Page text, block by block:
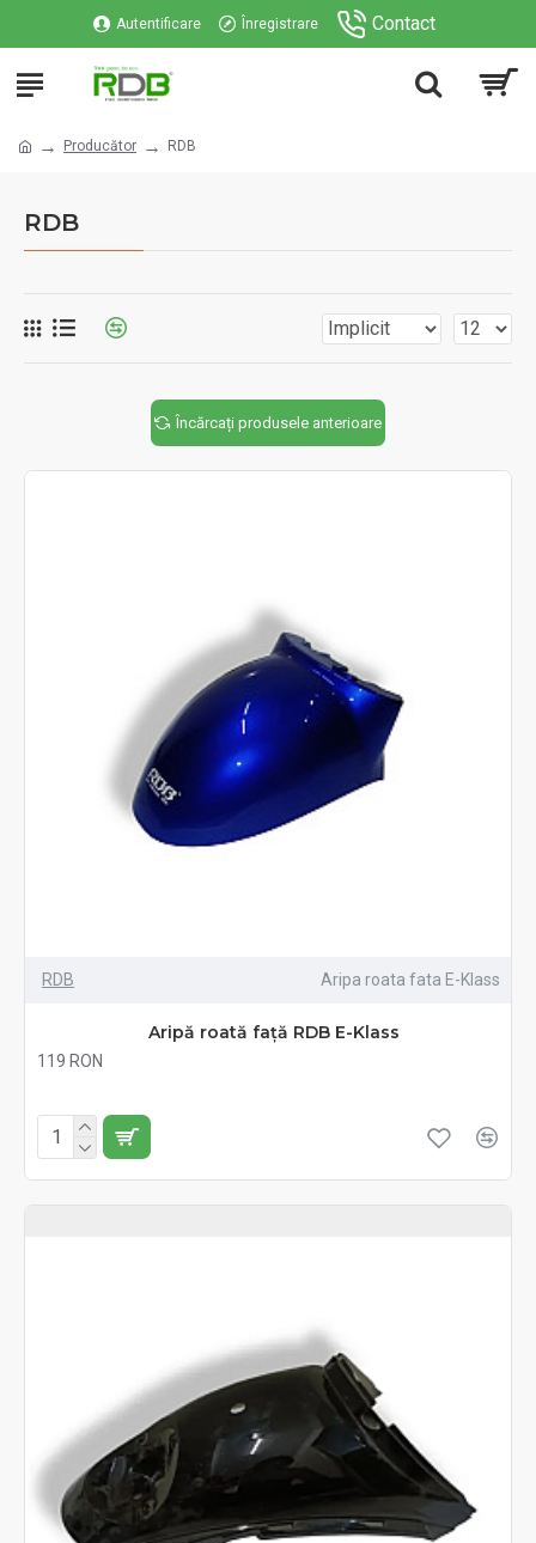
Autentificare Înregistrare Contact
Producător RDB
RDB
Încărcați produsele anterioare
RDB Aripa roata fata E-Klass
Aripă roată față RDB E-Klass
119 RON